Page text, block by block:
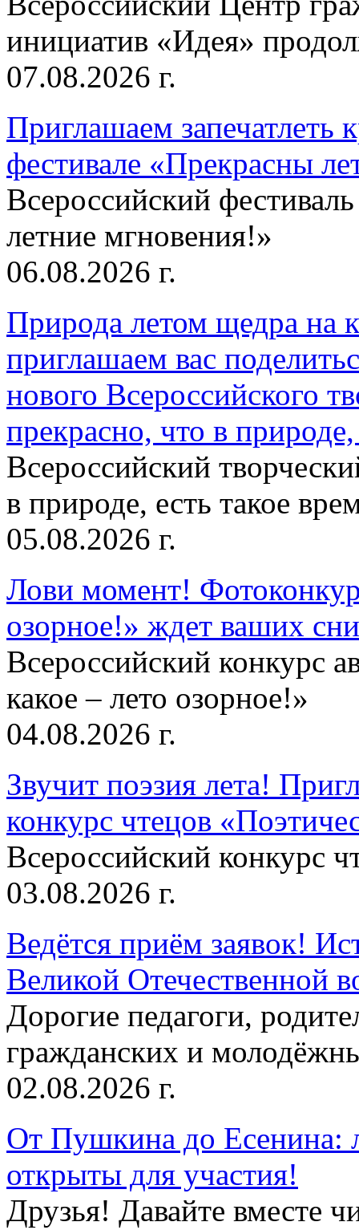
инициатив «Идея»
07.08.2026 г.
Приглашаем запечатлеть
фестивале «Прекрасны
Всероссийский
летние мгновения!»
06.08.2026 г.
Природа летом щедра на
приглашаем вас
нового Всероссийского
прекрасно, что в
Всероссийский
в природе, есть такое
05.08.2026 г.
Лови момент!
озорное!» ждет ваших
Всероссийский конкурс
какое – лето озорное!»
04.08.2026 г.
Звучит поэзия лета!
конкурс чтецов
Всероссийский конкурс
03.08.2026 г.
Ведётся приём заявок!
Великой Отечественной
Дорогие педагоги,
гражданских и
02.08.2026 г.
От Пушкина до Есенина:
открыты для участия!
Друзья! Давайте вместе